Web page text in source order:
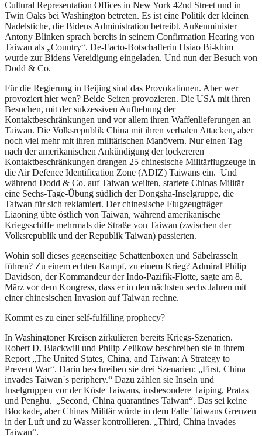
Cultural Representation Offices in New York 42nd Street und in
Twin Oaks bei Washington betreten. Es ist eine Politik der kleinen
Nadelstiche, die Bidens Administration betreibt. Außenminister
Antony Blinken sprach bereits in seinem Confirmation Hearing von
Taiwan als „Country“. De-Facto-Botschafterin Hsiao Bi-khim
wurde zur Bidens Vereidigung eingeladen. Und nun der Besuch von
Dodd & Co.
Für die Regierung in Beijing sind das Provokationen. Aber wer
provoziert hier wen? Beide Seiten provozieren. Die USA mit ihren
Besuchen, mit der sukzessiven Aufhebung der
Kontaktbeschränkungen und vor allem ihren Waffenlieferungen an
Taiwan. Die Volksrepublik China mit ihren verbalen Attacken, aber
noch viel mehr mit ihren militärischen Manövern. Nur einen Tag
nach der amerikanischen Ankündigung der lockereren
Kontaktbeschränkungen drangen 25 chinesische Militärflugzeuge in
die Air Defence Identification Zone (ADIZ) Taiwans ein. Und
während Dodd & Co. auf Taiwan weilten, startete Chinas Militär
eine Sechs-Tage-Übung südlich der Dongsha-Inselgruppe, die
Taiwan für sich reklamiert. Der chinesische Flugzeugträger
Liaoning übte östlich von Taiwan, während amerikanische
Kriegsschiffe mehrmals die Straße von Taiwan (zwischen der
Volksrepublik und der Republik Taiwan) passierten.
Wohin soll dieses gegenseitige Schattenboxen und Säbelrasseln
führen? Zu einem echten Kampf, zu einem Krieg? Admiral Philip
Davidson, der Kommandeur der Indo-Pazifik-Flotte, sagte am 8.
März vor dem Kongress, dass er in den nächsten sechs Jahren mit
einer chinesischen Invasion auf Taiwan rechne.
Kommt es zu einer self-fulfilling prophecy?
In Washingtoner Kreisen zirkulieren bereits Kriegs-Szenarien.
Robert D. Blackwill und Philip Zelikow beschreiben sie in ihrem
Report „The United States, China, and Taiwan: A Strategy to
Prevent War“. Darin beschreiben sie drei Szenarien: „First, China
invades Taiwan´s periphery.“ Dazu zählen sie Inseln und
Inselgruppen vor der Küste Taiwans, insbesondere Taiping, Pratas
und Penghu. „Second, China quarantines Taiwan“. Das sei keine
Blockade, aber Chinas Militär würde in dem Falle Taiwans Grenzen
in der Luft und zu Wasser kontrollieren. „Third, China invades
Taiwan“.